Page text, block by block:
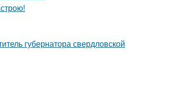
губернатора свердловской